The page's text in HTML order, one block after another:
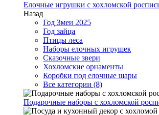
Елочные игрушки с хохломской
Назад
Год Змеи 2025
Год зайца
Птицы леса
Наборы елочных игрушек
Сказочные звери
Хохломские орнаменты
Коробки под елочные шары
Все категории (8)
Подарочные наборы с хохломской